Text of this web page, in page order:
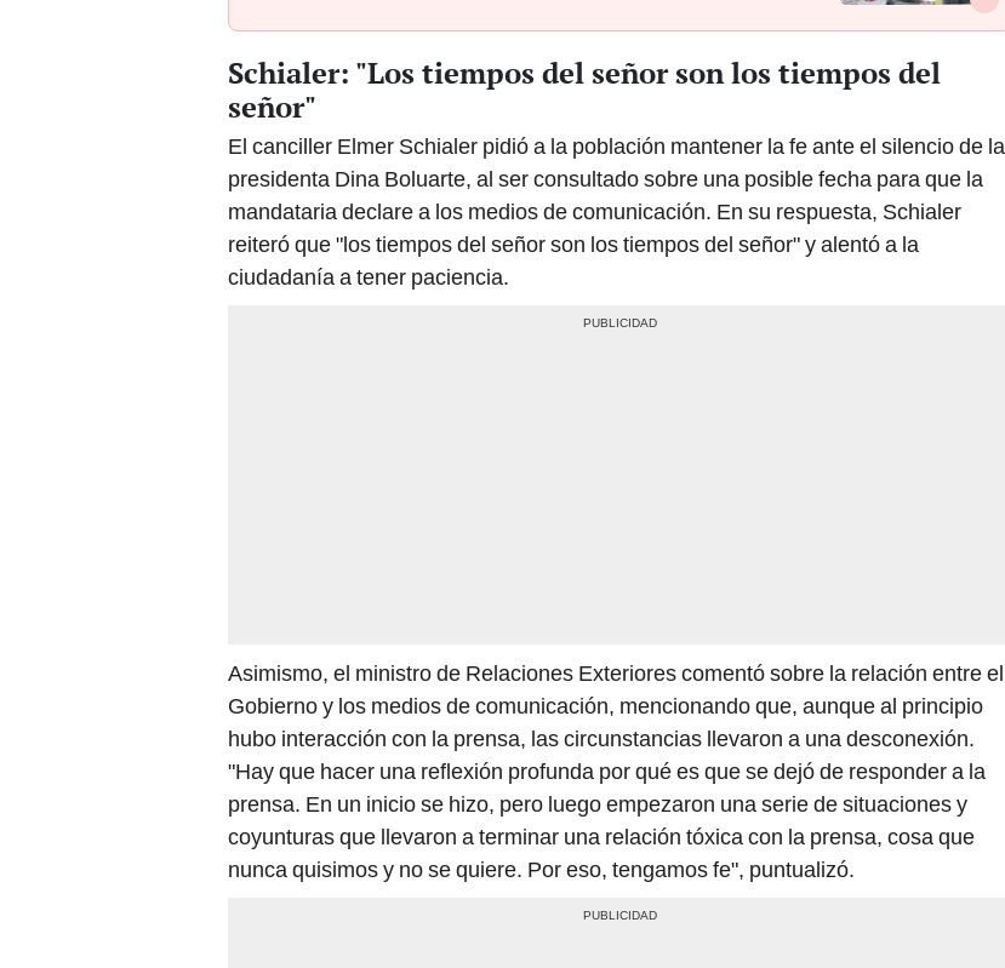
Schialer: "Los tiempos del señor son los tiempos del
señor"
El canciller Elmer Schialer pidió a la población mantener la fe ante el silencio de la
presidenta Dina Boluarte, al ser consultado sobre una posible fecha para que la
mandataria declare a los medios de comunicación. En su respuesta, Schialer
reiteró que "los tiempos del señor son los tiempos del señor" y alentó a la
ciudadanía a tener paciencia.
Asimismo, el ministro de Relaciones Exteriores comentó sobre la relación entre el
Gobierno y los medios de comunicación, mencionando que, aunque al principio
hubo interacción con la prensa, las circunstancias llevaron a una desconexión.
"Hay que hacer una reflexión profunda por qué es que se dejó de responder a la
prensa. En un inicio se hizo, pero luego empezaron una serie de situaciones y
coyunturas que llevaron a terminar una relación tóxica con la prensa, cosa que
nunca quisimos y no se quiere. Por eso, tengamos fe", puntualizó.